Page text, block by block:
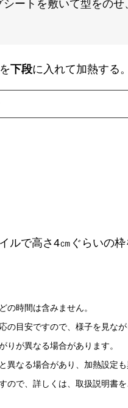
ートを敷いて型をのせ
を下段に入れて加熱する。
ルで高さ4㎝ぐらいの枠
の時間は含みません。
の目安ですので、様子を見なが
りが異なる場合があります。
異なる場合があり、加熱設定も
ので、詳しくは、取扱説明書を